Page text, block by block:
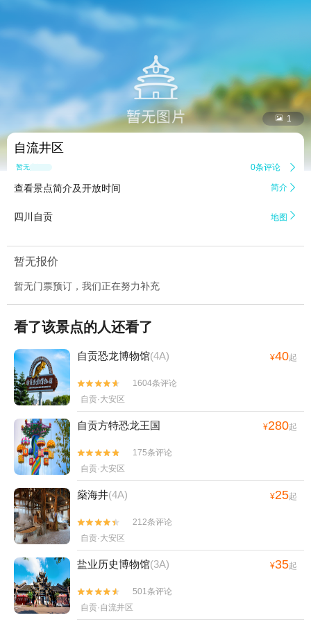
 1
自流井区
暂无点评 0条评论 
查看景点简介及开放时间 简介 
四川自贡 地图 
暂无报价
暂无门票预订，我们正在努力补充
看了该景点的人还看了
自贡恐龙博物馆(4A) ¥40起


1604条评论
自贡·大安区
自贡方特恐龙王国 ¥280起


175条评论
自贡·大安区
燊海井(4A) ¥25起


212条评论
自贡·大安区
盐业历史博物馆(3A) ¥35起


501条评论
自贡·自流井区